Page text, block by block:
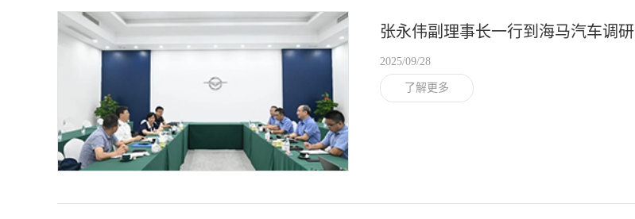
张永伟副理事长一行到海马汽车调研
2025/09/28
了解更多